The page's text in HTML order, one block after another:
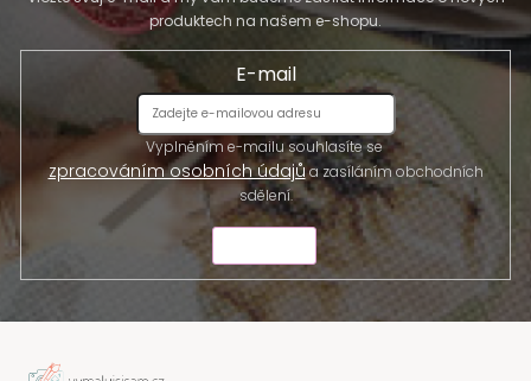
produktech na našem e-shopu.
E-mail
Vyplněním e-mailu souhlasíte se
zpracováním osobních údajůa zasíláním obchodních
sdělení.